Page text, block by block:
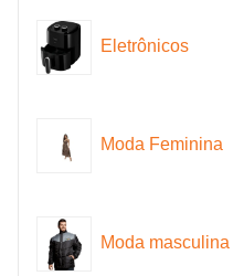
Eletrônicos
Moda Feminina
Moda masculina